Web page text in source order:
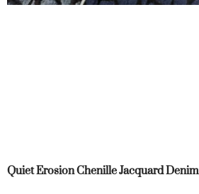
Quiet Erosion Chenille Jacquard Denim